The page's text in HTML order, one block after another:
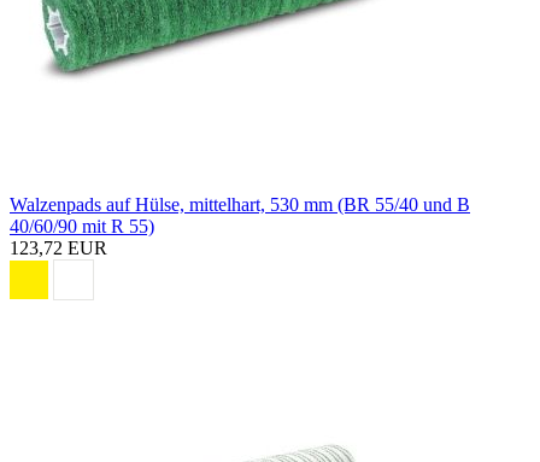
Walzenpads auf Hülse, mittelhart, 530 mm (BR 55/40 und B
40/60/90 mit R 55)
123,72 EUR